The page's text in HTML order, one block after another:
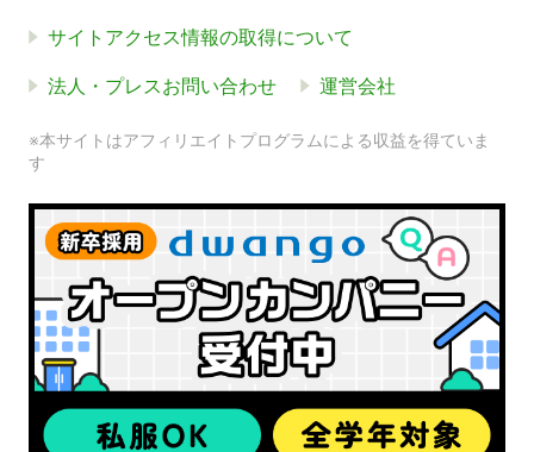
サイトアクセス情報の取得について
法人・プレスお問い合わせ 運営会社
※本サイトはアフィリエイトプログラムによる収益を得ていま
す